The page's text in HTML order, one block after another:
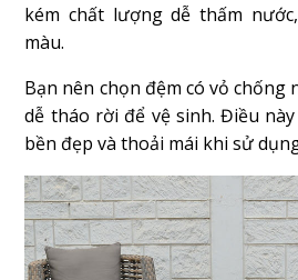
kém chất lượng dễ thấm
màu.
Bạn nên chọn đệm có vỏ chống
dễ tháo rời để vệ sinh. Điều
bền đẹp và thoải mái khi sử